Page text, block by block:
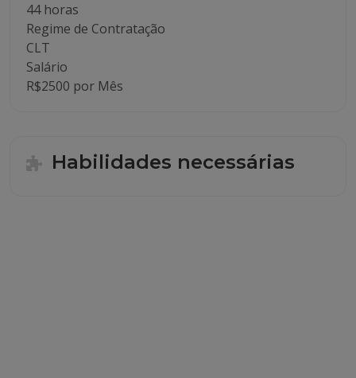
44 horas
Regime de Contratação
CLT
Salário
R$2500 por Mês
Habilidades necessárias